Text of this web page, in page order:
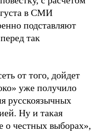
в СМИ
подставляют
так
от того, дойдет
уже получило
русскоязычных
Ну и такая
о честных выборах»,